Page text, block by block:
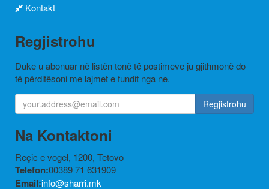
Kontakt
Regjistrohu
Duke u abonuar në listën tonë të postimeve ju gjithmonë do
të përditësoni me lajmet e fundit nga ne.
Regjistrohu
Na Kontaktoni
Reçic e vogel, 1200, Tetovo
Telefon:00389 71 631909
Email:info@sharri.mk